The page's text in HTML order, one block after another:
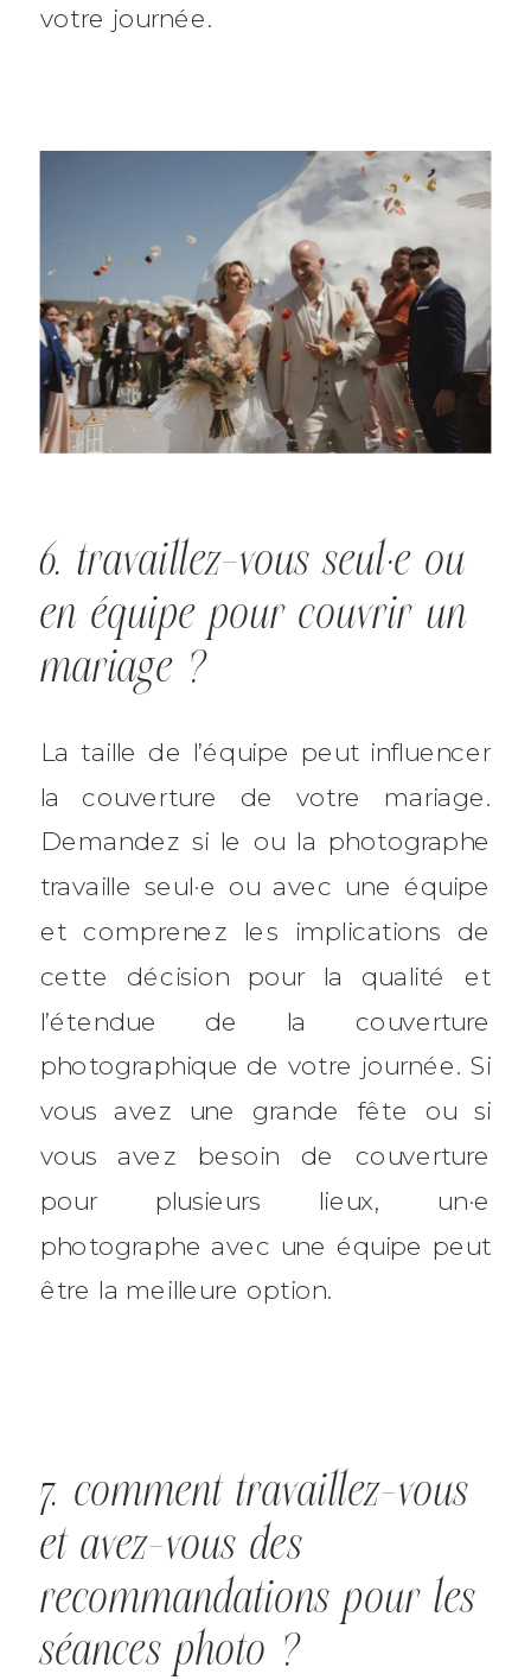
votre journée.
6. travaillez-vous seul·e ou
en équipe pour couvrir un
mariage ?
La taille de l’équipe peut influencer
la couverture de votre mariage.
Demandez si le ou la photographe
travaille seul·e ou avec une équipe
et comprenez les implications de
cette décision pour la qualité et
l’étendue de la couverture
photographique de votre journée. Si
vous avez une grande fête ou si
vous avez besoin de couverture
pour plusieurs lieux, un·e
photographe avec une équipe peut
être la meilleure option.
7. comment travaillez-vous
et avez-vous des
recommandations pour les
séances photo ?